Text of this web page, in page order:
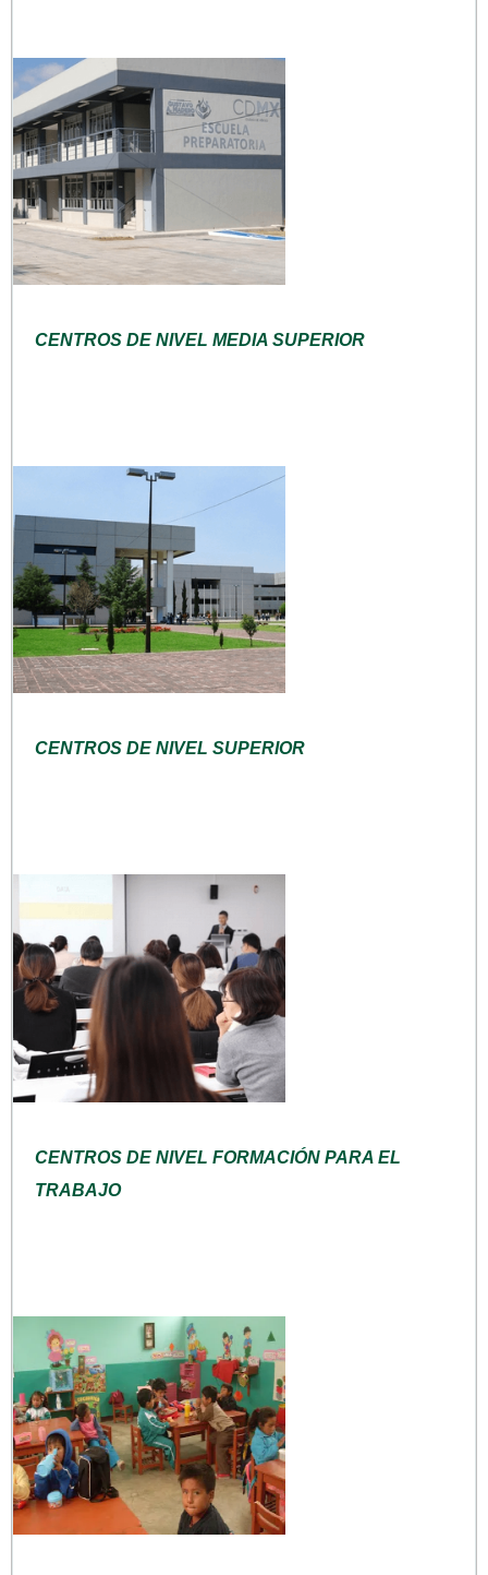
CENTROS DE NIVEL MEDIA SUPERIOR
CENTROS DE NIVEL SUPERIOR
CENTROS DE NIVEL FORMACIÓN PARA EL
TRABAJO